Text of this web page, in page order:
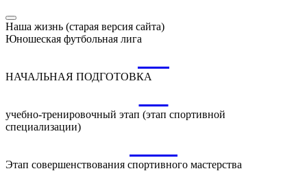
Наша жизнь (старая версия сайта)
Юношеская футбольная лига
НАЧАЛЬНАЯ ПОДГОТОВКА
учебно-тренировочный этап (этап спортивной
специализации)
Этап совершенствования спортивного мастерства